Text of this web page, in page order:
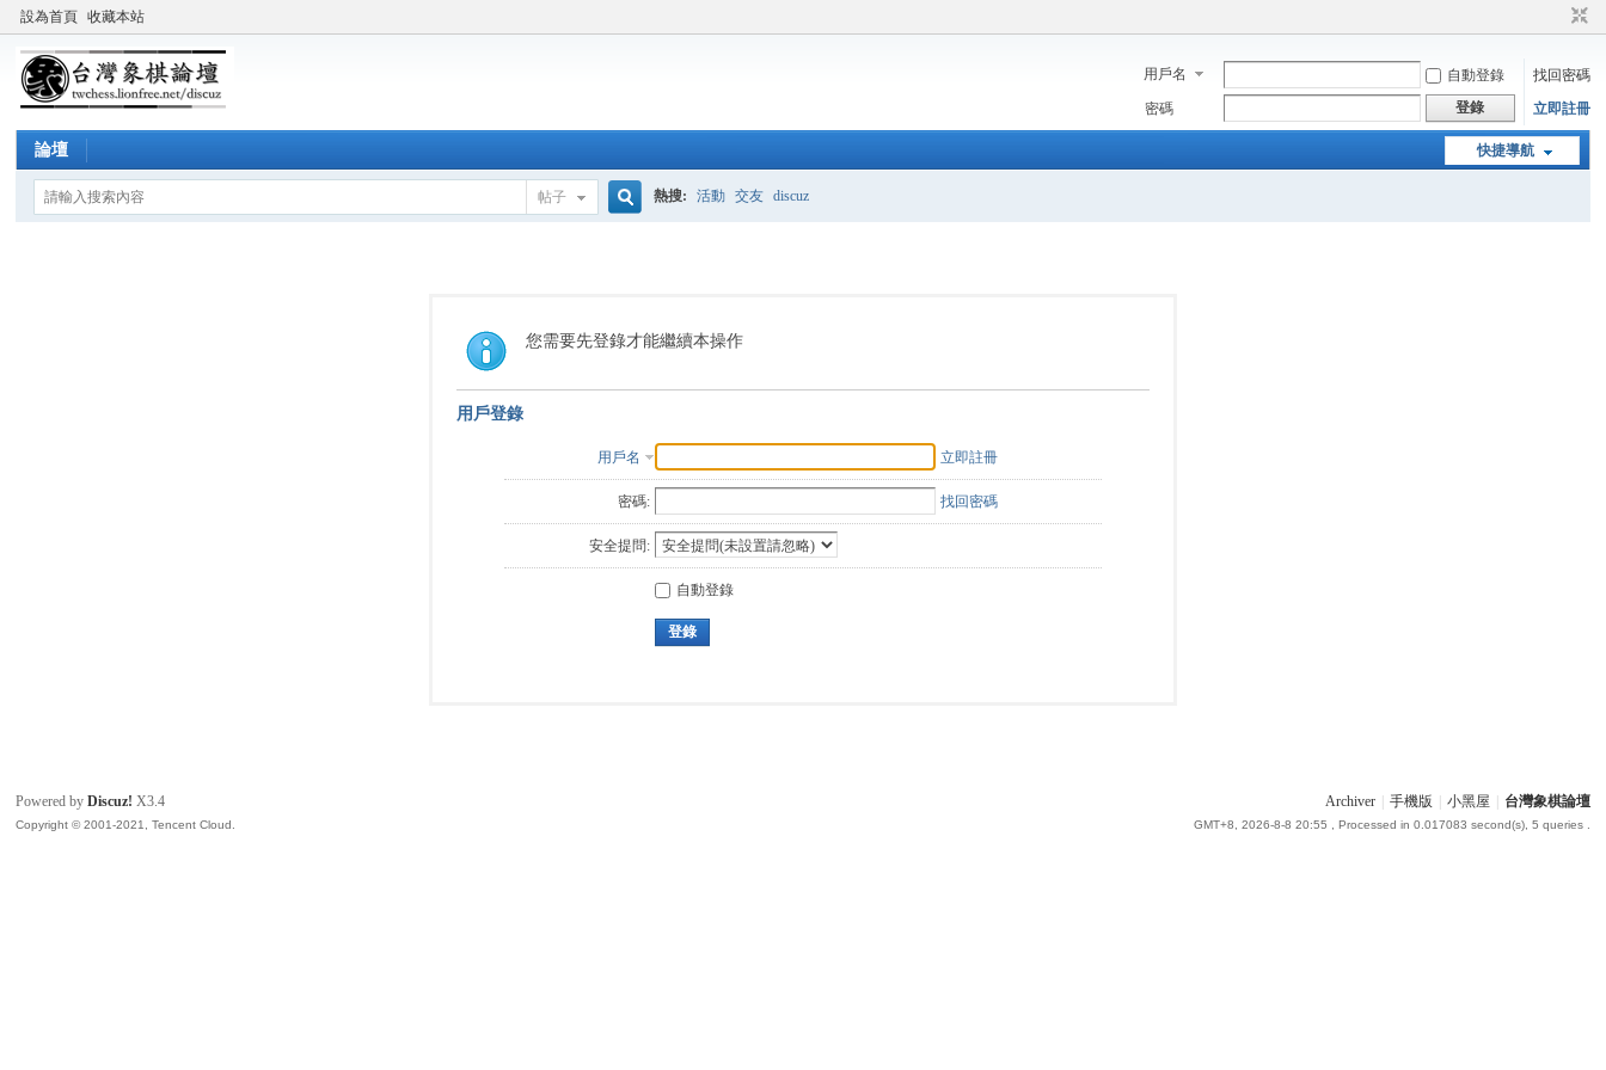
設為首頁 收藏本站
用戶名 自動登錄
找回密碼
密碼
登錄 立即註冊
快捷導航
論壇
帖子
索
熱搜: 活動 交友 discuz
您需要先登錄才能繼續本操作
用戶登錄
用戶名 立即註冊
密碼: 找回密碼
安全提問:
自動登錄
登錄
Archiver 手機版 小黑屋 台灣象棋論壇
GMT+8, 2026-8-8 20:55 , Processed in 0.017083 second(s), 5 queries .
Powered byDiscuz! X3.4
Copyright © 2001-2021, Tencent Cloud.